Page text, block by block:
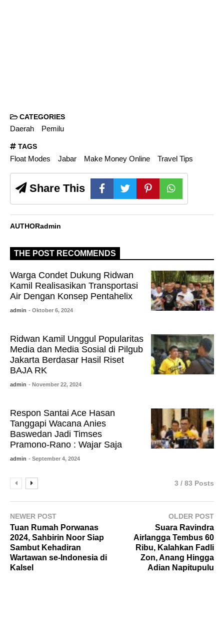
CATEGORIES
Daerah Pemilu
TAGS
Float Modes Jabar Make Money Online Travel Tips
Share This
AUTHORadmin
THE POST RECOMMENDS
Warga Condet Dukung Ridwan
Kamil Realisasikan Transportasi
Air Dengan Konsep Pentahelix
admin - Oktober 6, 2024
Ridwan Kamil Unggul Popularitas
Media dan Media Sosial di Pilgub
Jakarta Berdasar Hasil Riset
BAJA RK
admin - November 22, 2024
Respon Santai Ace Hasan
Tanggapi Wacana Anies
Baswedan Jadi Timses
Pramono-Rano : Wajar Saja
admin - September 4, 2024
3 / 83 Posts
NEWER POST
Tuan Rumah Porwanas
2024, Sahbirin Noor Siap
Sambut Kehadiran
Wartawan se-Indonesia di
Kalsel
OLDER POST
Suara Ravindra
Airlangga Tembus 60
Ribu, Kalahkan Fadli
Zon, Anang Hingga
Adian Napitupulu